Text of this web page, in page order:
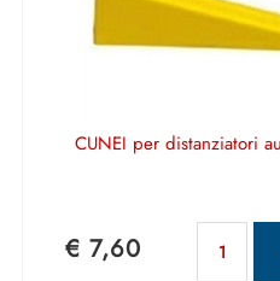
CUNEI per distanziatori
€ 7,60